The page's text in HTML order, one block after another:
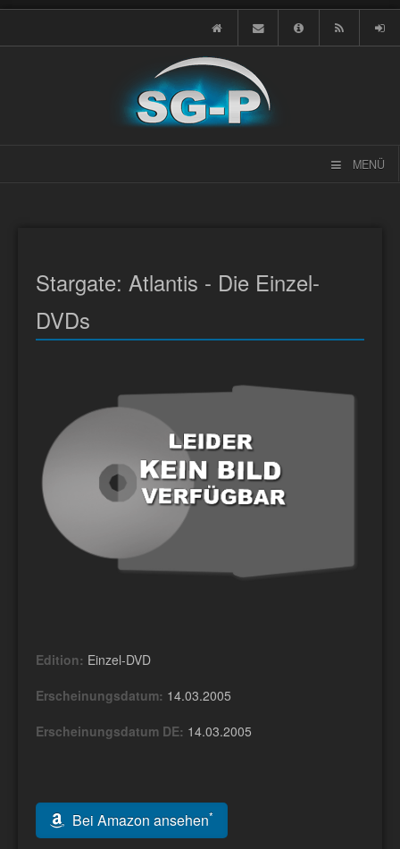
MENÜ
Stargate: Atlantis - Die Einzel-
DVDs
Edition: Einzel-DVD
Erscheinungsdatum: 14.03.2005
Erscheinungsdatum DE: 14.03.2005
Bei Amazon ansehen*